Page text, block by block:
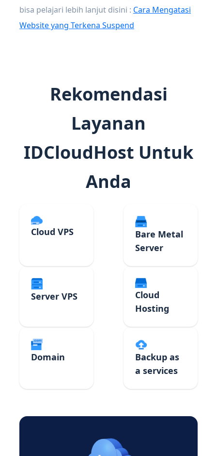
bisa pelajari lebih lanjut disini : Cara Mengatasi
Website yang Terkena Suspend
Rekomendasi
Layanan
IDCloudHost Untuk
Anda
Cloud VPS
Bare Metal
Server
Server VPS
Cloud
Hosting
Domain
Backup as
a services